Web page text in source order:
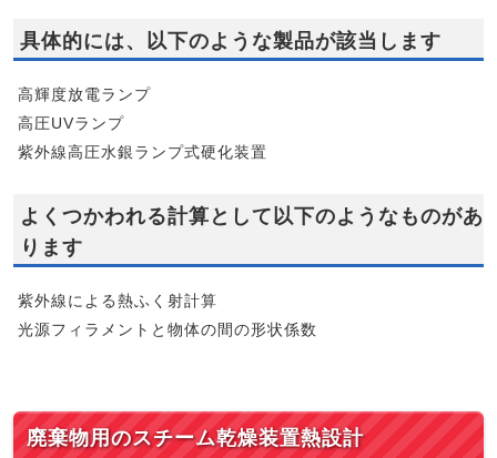
具体的には、以下のような製品が該当します
高輝度放電ランプ
高圧UVランプ
紫外線高圧水銀ランプ式硬化装置
よくつかわれる計算として以下のようなものがあ
ります
紫外線による熱ふく射計算
光源フィラメントと物体の間の形状係数
廃棄物用のスチーム乾燥装置熱設計